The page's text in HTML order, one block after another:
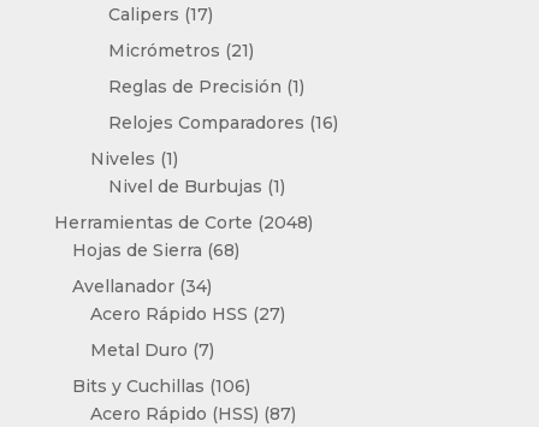
Calipers 1717
productos
Micrómetros 2121
productos
Reglas de Precisión 11
producto
Relojes Comparadores 1616
Niveles 11
producto
Nivel de Burbujas 11
producto
Herramientas de Corte 20482048
Hojas de Sierra 6868
Avellanador 3434
productos
Acero Rápido HSS 2727
Metal Duro 77
productos
Bits y Cuchillas 106106
productos
Acero Rápido (HSS) 8787